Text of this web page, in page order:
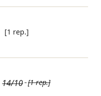
[1 rep.]
14/10 [1 rep.]